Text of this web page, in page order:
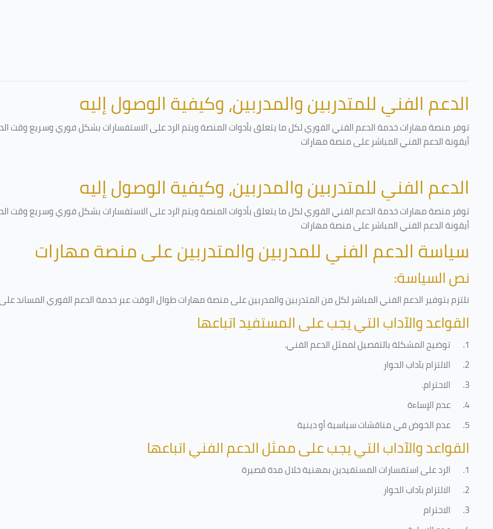
الدعم الفني للمتدربين والمدربين، وكيفية الوصول إليه
توفر منصة مهارات خدمة الدعم الفني الفوري لكل ما يتعلق بأدوات المنصة ويتم الرد على الاستفسارات بشكل فوري وسريع وقت
أيقونة الدعم الفني المباشر على منصة مهارات
الدعم الفني للمتدربين والمدربين، وكيفية الوصول إليه
توفر منصة مهارات خدمة الدعم الفني الفوري لكل ما يتعلق بأدوات المنصة ويتم الرد على الاستفسارات بشكل فوري وسريع وقت
أيقونة الدعم الفني المباشر على منصة مهارات
سياسة الدعم الفني للمدربين والمتدربين على منصة مهارات
نص السياسة:
نلتزم بتوفير الدعم الفني المباشر لكل من المتدربين والمدربين على منصة مهارات طوال الوقت عبر خدمة الدعم الفوري المساند
القواعد والآداب التي يجب على المستفيد اتباعها
1. توضيح المشكلة بالتفصيل لممثل الدعم الفني.
2.
الالتزام بآداب الحوار
3.
الاحترام.
4.
عدم الإساءة
5.
عدم الخوض في مناقشات سياسية أو دينية
القواعد والآداب التي يجب على ممثل الدعم الفني اتباعها
1.
الرد على استفسارات المستفيدين بمهنية خلال مدة قصيرة
2.
الالتزام بآداب الحوار
3.
الاحترام